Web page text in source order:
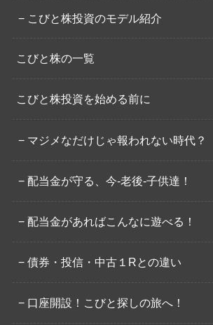
こびと株投資のモデル紹介
こびと株の一覧
こびと株投資を始める前に
マジメなだけじゃ報われない時代？
配当金が守る、今-老後-子供達！
配当金があればこんなに遊べる！
債券・投信・中古１Rとの違い
口座開設！こびと探しの旅へ！